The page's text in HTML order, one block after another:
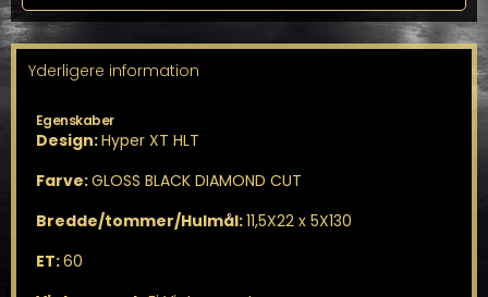
5X130
Yderligere information
Egenskaber
Design:Hyper XT HLT
Farve:GLOSS BLACK DIAMOND CUT
Bredde/tommer/Hulmål:11,5X22 x 5X130
ET:60